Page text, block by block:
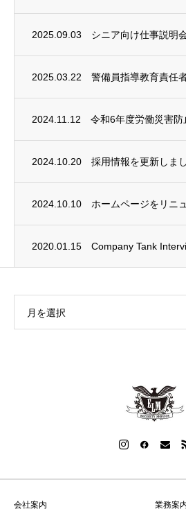
2025.09.03 シニア向け仕事説明
2025.03.22 警備員指導教育責任
2024.11.12
2024.10.20 採用情報を更新しまし
2024.10.10 ホームページをリニ
2020.01.15 Company Tank
月を選択
会社案内 業務案